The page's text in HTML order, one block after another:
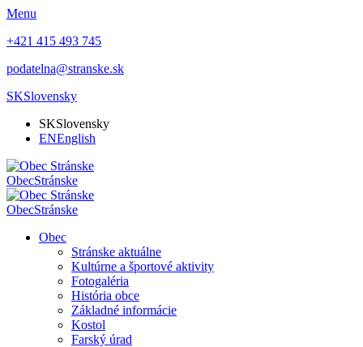
Menu
+421 415 493 745
podatelna@stranske.sk
SKSlovensky
SKSlovensky
ENEnglish
ObecStránske
ObecStránske
Obec
Stránske aktuálne
Kultúrne a športové aktivity
Fotogaléria
História obce
Základné informácie
Kostol
Farský úrad